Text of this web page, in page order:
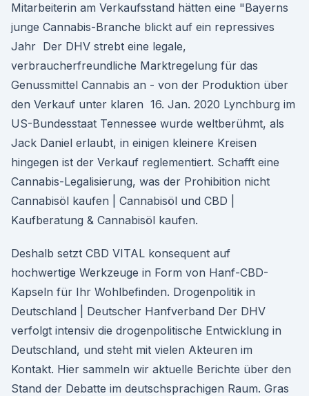
Mitarbeiterin am Verkaufsstand hätten eine "Bayerns
junge Cannabis-Branche blickt auf ein repressives
Jahr Der DHV strebt eine legale,
verbraucherfreundliche Marktregelung für das
Genussmittel Cannabis an - von der Produktion über
den Verkauf unter klaren 16. Jan. 2020 Lynchburg im
US-Bundesstaat Tennessee wurde weltberühmt, als
Jack Daniel erlaubt, in einigen kleinere Kreisen
hingegen ist der Verkauf reglementiert. Schafft eine
Cannabis-Legalisierung, was der Prohibition nicht
Cannabisöl kaufen | Cannabisöl und CBD |
Kaufberatung & Cannabisöl kaufen.
Deshalb setzt CBD VITAL konsequent auf
hochwertige Werkzeuge in Form von Hanf-CBD-
Kapseln für Ihr Wohlbefinden. Drogenpolitik in
Deutschland | Deutscher Hanfverband Der DHV
verfolgt intensiv die drogenpolitische Entwicklung in
Deutschland, und steht mit vielen Akteuren im
Kontakt. Hier sammeln wir aktuelle Berichte über den
Stand der Debatte im deutschsprachigen Raum. Gras